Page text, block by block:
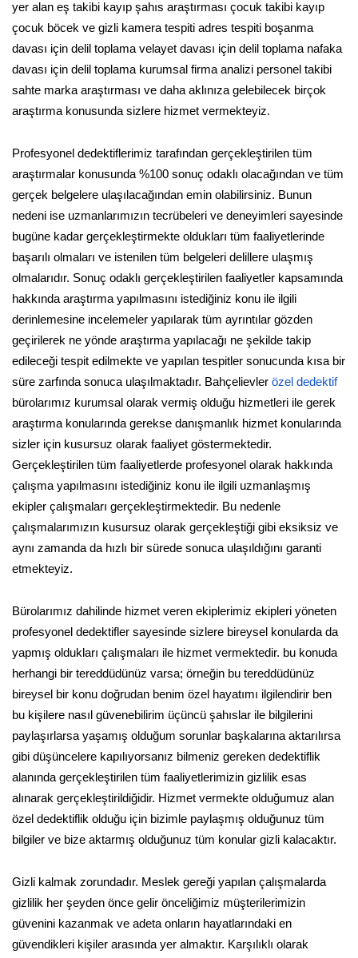
yer alan eş takibi kayıp şahıs araştırması çocuk takibi kayıp
çocuk böcek ve gizli kamera tespiti adres tespiti boşanma
davası için delil toplama velayet davası için delil toplama nafaka
davası için delil toplama kurumsal firma analizi personel takibi
sahte marka araştırması ve daha aklınıza gelebilecek birçok
araştırma konusunda sizlere hizmet vermekteyiz.
Profesyonel dedektiflerimiz tarafından gerçekleştirilen tüm
araştırmalar konusunda %100 sonuç odaklı olacağından ve tüm
gerçek belgelere ulaşılacağından emin olabilirsiniz. Bunun
nedeni ise uzmanlarımızın tecrübeleri ve deneyimleri sayesinde
bugüne kadar gerçekleştirmekte oldukları tüm faaliyetlerinde
başarılı olmaları ve istenilen tüm belgeleri delillere ulaşmış
olmalarıdır. Sonuç odaklı gerçekleştirilen faaliyetler kapsamında
hakkında araştırma yapılmasını istediğiniz konu ile ilgili
derinlemesine incelemeler yapılarak tüm ayrıntılar gözden
geçirilerek ne yönde araştırma yapılacağı ne şekilde takip
edileceği tespit edilmekte ve yapılan tespitler sonucunda kısa bir
süre zarfında sonuca ulaşılmaktadır. Bahçelievler özel dedektif
bürolarımız kurumsal olarak vermiş olduğu hizmetleri ile gerek
araştırma konularında gerekse danışmanlık hizmet konularında
sizler için kusursuz olarak faaliyet göstermektedir.
Gerçekleştirilen tüm faaliyetlerde profesyonel olarak hakkında
çalışma yapılmasını istediğiniz konu ile ilgili uzmanlaşmış
ekipler çalışmaları gerçekleştirmektedir. Bu nedenle
çalışmalarımızın kusursuz olarak gerçekleştiği gibi eksiksiz ve
aynı zamanda da hızlı bir sürede sonuca ulaşıldığını garanti
etmekteyiz.
Bürolarımız dahilinde hizmet veren ekiplerimiz ekipleri yöneten
profesyonel dedektifler sayesinde sizlere bireysel konularda da
yapmış oldukları çalışmaları ile hizmet vermektedir. bu konuda
herhangi bir tereddüdünüz varsa; örneğin bu tereddüdünüz
bireysel bir konu doğrudan benim özel hayatımı ilgilendirir ben
bu kişilere nasıl güvenebilirim üçüncü şahıslar ile bilgilerini
paylaşırlarsa yaşamış olduğum sorunlar başkalarına aktarılırsa
gibi düşüncelere kapılıyorsanız bilmeniz gereken dedektiflik
alanında gerçekleştirilen tüm faaliyetlerimizin gizlilik esas
alınarak gerçekleştirildiğidir. Hizmet vermekte olduğumuz alan
özel dedektiflik olduğu için bizimle paylaşmış olduğunuz tüm
bilgiler ve bize aktarmış olduğunuz tüm konular gizli kalacaktır.
Gizli kalmak zorundadır. Meslek gereği yapılan çalışmalarda
gizlilik her şeyden önce gelir önceliğimiz müşterilerimizin
güvenini kazanmak ve adeta onların hayatlarındaki en
güvendikleri kişiler arasında yer almaktır. Karşılıklı olarak